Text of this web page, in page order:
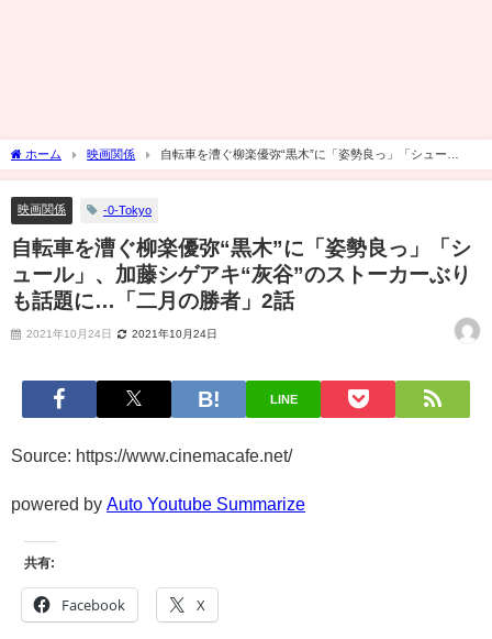
ホーム 映画関係
自転車を漕ぐ柳楽優弥“黒木”に「姿勢良っ」「シュー
ル」、加藤シゲアキ“灰谷”のストーカーぶりも話題に…「二月の勝者」2話
映画関係 -0-Tokyo
自転車を漕ぐ柳楽優弥“黒木”に「姿勢良っ」「シ
ュール」、加藤シゲアキ“灰谷”のストーカーぶり
も話題に…「二月の勝者」2話
2021年10月24日 2021年10月24日
LINE
Source: https://www.cinemacafe.net/
powered by Auto Youtube Summarize
共有:
Facebook X